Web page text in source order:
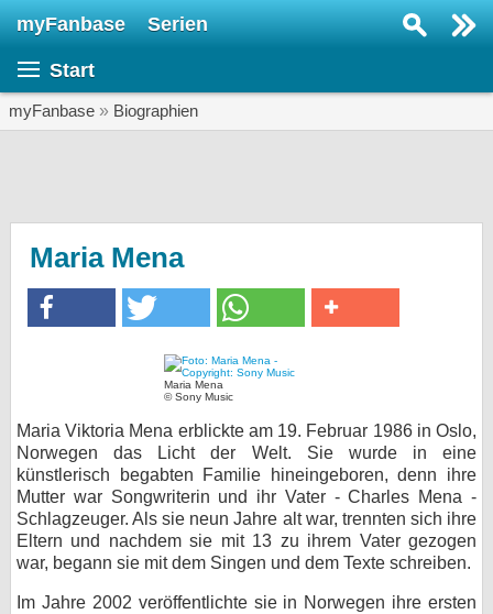
myFanbase Serien
Start
myFanbase » Biographien
Maria Mena
Maria Mena
© Sony Music
Maria Viktoria Mena erblickte am 19. Februar 1986 in Oslo,
Norwegen das Licht der Welt. Sie wurde in eine
künstlerisch begabten Familie hineingeboren, denn ihre
Mutter war Songwriterin und ihr Vater - Charles Mena -
Schlagzeuger. Als sie neun Jahre alt war, trennten sich ihre
Eltern und nachdem sie mit 13 zu ihrem Vater gezogen
war, begann sie mit dem Singen und dem Texte schreiben.
Im Jahre 2002 veröffentlichte sie in Norwegen ihre ersten
Veranstaltungen
KULTUR
Specials
SERVICE
Gewinnspiele
Forum
bei X
bei Facebook